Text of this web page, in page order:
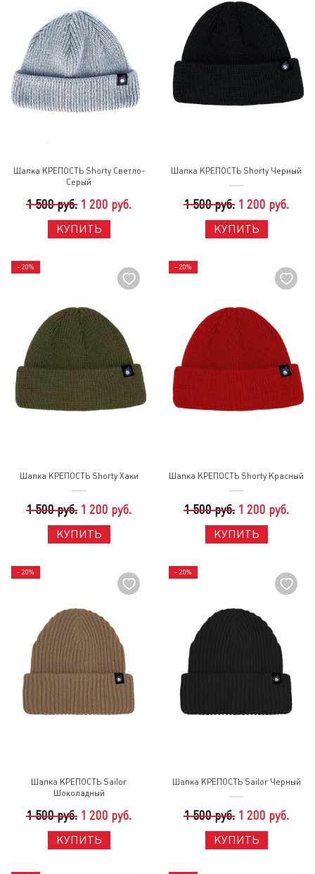
Шапка КРЕПОСТЬ Shorty Светло-
Серый
1 500 руб. 1 200 руб.
КУПИТЬ
Шапка КРЕПОСТЬ Shorty Черный
1 500 руб. 1 200 руб.
КУПИТЬ
- 20%
Шапка КРЕПОСТЬ Shorty Хаки
1 500 руб. 1 200 руб.
КУПИТЬ
- 20%
Шапка КРЕПОСТЬ Shorty Красный
1 500 руб. 1 200 руб.
КУПИТЬ
- 20%
Шапка КРЕПОСТЬ Sailor
Шоколадный
1 500 руб. 1 200 руб.
КУПИТЬ
- 20%
Шапка КРЕПОСТЬ Sailor Черный
1 500 руб. 1 200 руб.
КУПИТЬ